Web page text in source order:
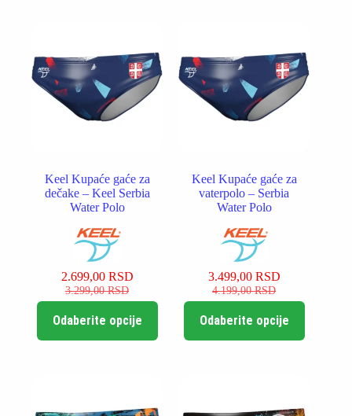
izabrane
na
stranici
proizvoda.
izabrane
na
stranici
proizvoda.
Keel Kupaće gaće za
dečake – Keel Serbia
Water Polo
3.299,00RSD
Originalna
cena
je
bila:
2.699,00 RSD
Trenutna
cena
je:
2.699,00 RSD.
Odaberite opcije
proizvod
Keel Kupaće gaće za
vaterpolo – Serbia
Water Polo
4.199,00RSD
Originalna
cena
je
bila:
3.499,00 RSD
Trenutna
cena
je:
3.499,00 RSD.
Odaberite opcije
proizvod